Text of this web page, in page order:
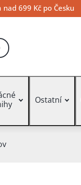
699 Kč po Česku
položek – košík
Ostatní